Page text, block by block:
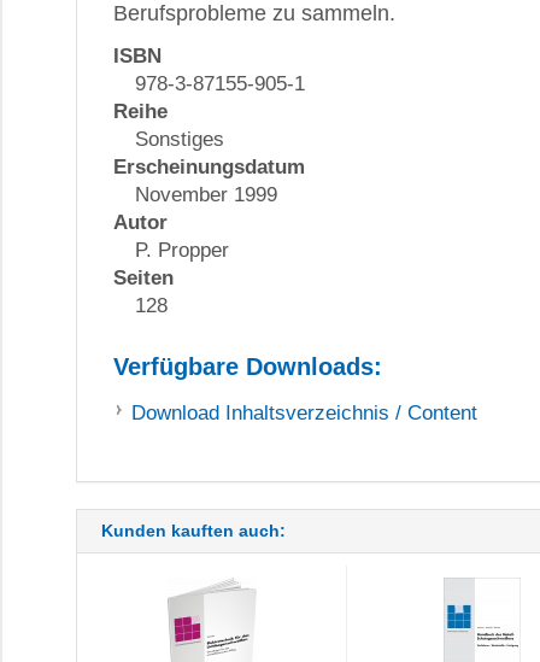
Berufsprobleme zu sammeln.
ISBN
978-3-87155-905-1
Reihe
Sonstiges
Erscheinungsdatum
November 1999
Autor
P. Propper
Seiten
128
Verfügbare Downloads:
Download Inhaltsverzeichnis / Content
Kunden kauften auch: